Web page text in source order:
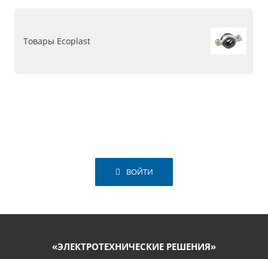
Товары Ecoplast
ВОЙТИ
«ЭЛЕКТРОТЕХНИЧЕСКИЕ РЕШЕНИЯ»